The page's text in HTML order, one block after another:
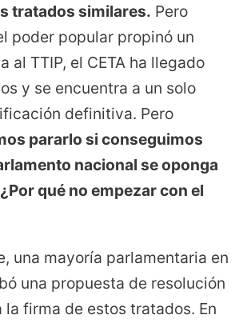
tratados similares. Pero
poder popular propinó un
al TTIP, el CETA ha llegado
y se encuentra a un solo
definitiva. Pero
pararlo si conseguimos
nacional se oponga
qué no empezar con el
una mayoría parlamentaria en
una propuesta de resolución
la firma de estos tratados. En